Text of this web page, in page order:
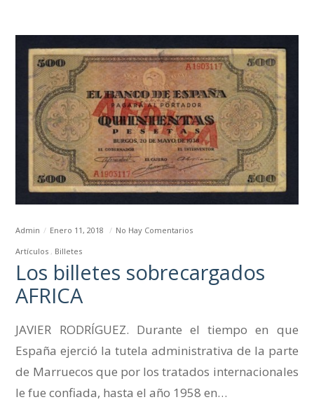
Admin Enero 11, 2018
No Hay Comentarios
Artículos
Billetes
Los billetes sobrecargados
AFRICA
JAVIER RODRÍGUEZ. Durante el tiempo en que
España ejerció la tutela administrativa de la parte
de Marruecos que por los tratados internacionales
le fue confiada, hasta el año 1958 en…